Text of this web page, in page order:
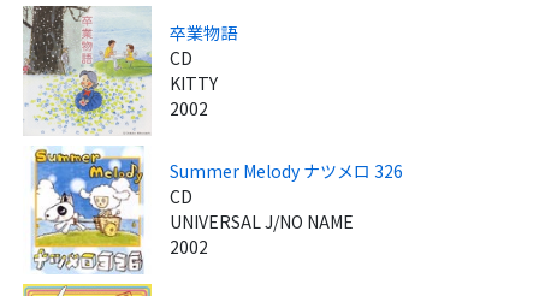
卒業物語
CD
KITTY
2002
Summer Melody ナツメロ 326
CD
UNIVERSAL J/NO NAME
2002